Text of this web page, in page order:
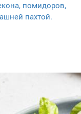
помидоров,
пахтой.